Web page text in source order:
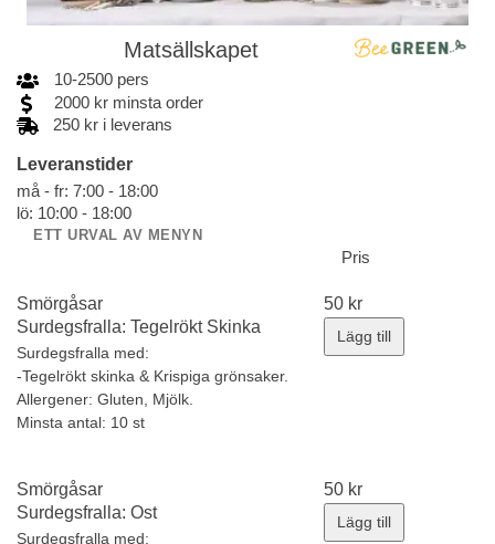
Matsällskapet
10-2500 pers
2000 kr minsta order
250 kr i leverans
Leveranstider
må - fr: 7:00 - 18:00
lö: 10:00 - 18:00
ETT URVAL AV MENYN
Pris
Smörgåsar
Surdegsfralla: Tegelrökt Skinka
Surdegsfralla med:
-Tegelrökt skinka & Krispiga grönsaker.
Allergener: Gluten, Mjölk.
Minsta antal: 10 st
50 kr
Lägg till
Smörgåsar
Surdegsfralla: Ost
Surdegsfralla med:
50 kr
Lägg till